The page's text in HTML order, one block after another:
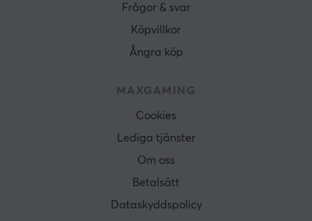
Frågor & svar
Köpvillkor
Ångra köp
MAXGAMING
Cookies
Lediga tjänster
Om oss
Betalsätt
Dataskyddspolicy